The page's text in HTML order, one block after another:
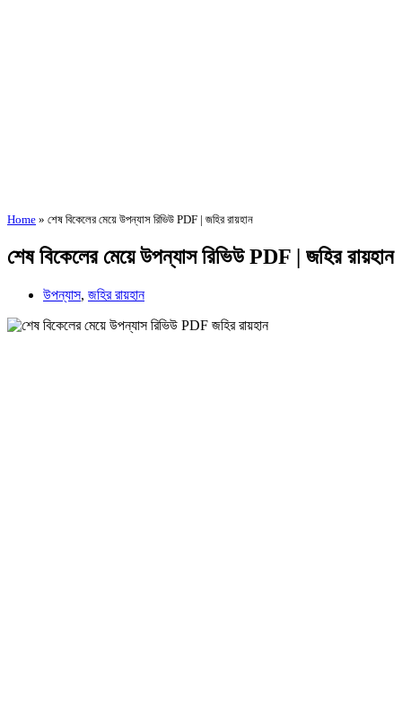
Home » শেষ বিকেলের মেয়ে উপন্যাস রিভিউ PDF | জহির রায়হান
শেষ বিকেলের মেয়ে উপন্যাস রিভিউ PDF | জহির রায়হান
উপন্যাস, জহির রায়হান